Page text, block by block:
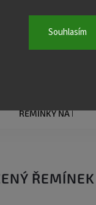
Souhlasím
ČASTO
ŘEMÍNKY NA